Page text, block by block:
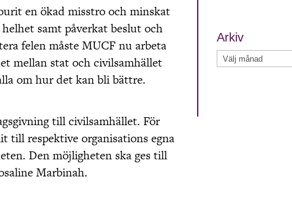
en ökad misstro och minskat
samt påverkat beslut och
felen måste MUCF nu arbeta
mellan stat och civilsamhället
om hur det kan bli bättre.
till civilsamhället. För
till respektive organisations egna
Den möjligheten ska ges till
Marbinah.
Arkiv
Arkiv